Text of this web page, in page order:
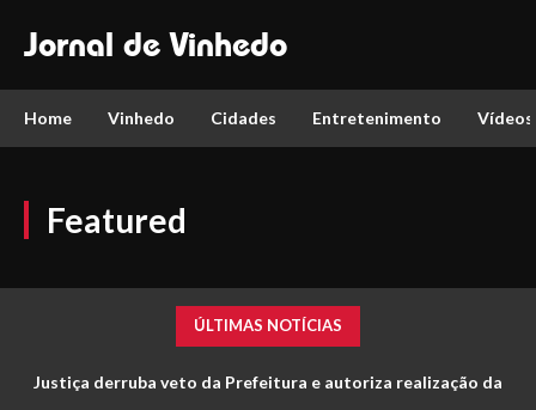
Jornal de Vinhedo
Home Vinhedo Cidades Entretenimento Vídeos
Featured
ÚLTIMAS NOTÍCIAS
Justiça derruba veto da Prefeitura e autoriza realização da